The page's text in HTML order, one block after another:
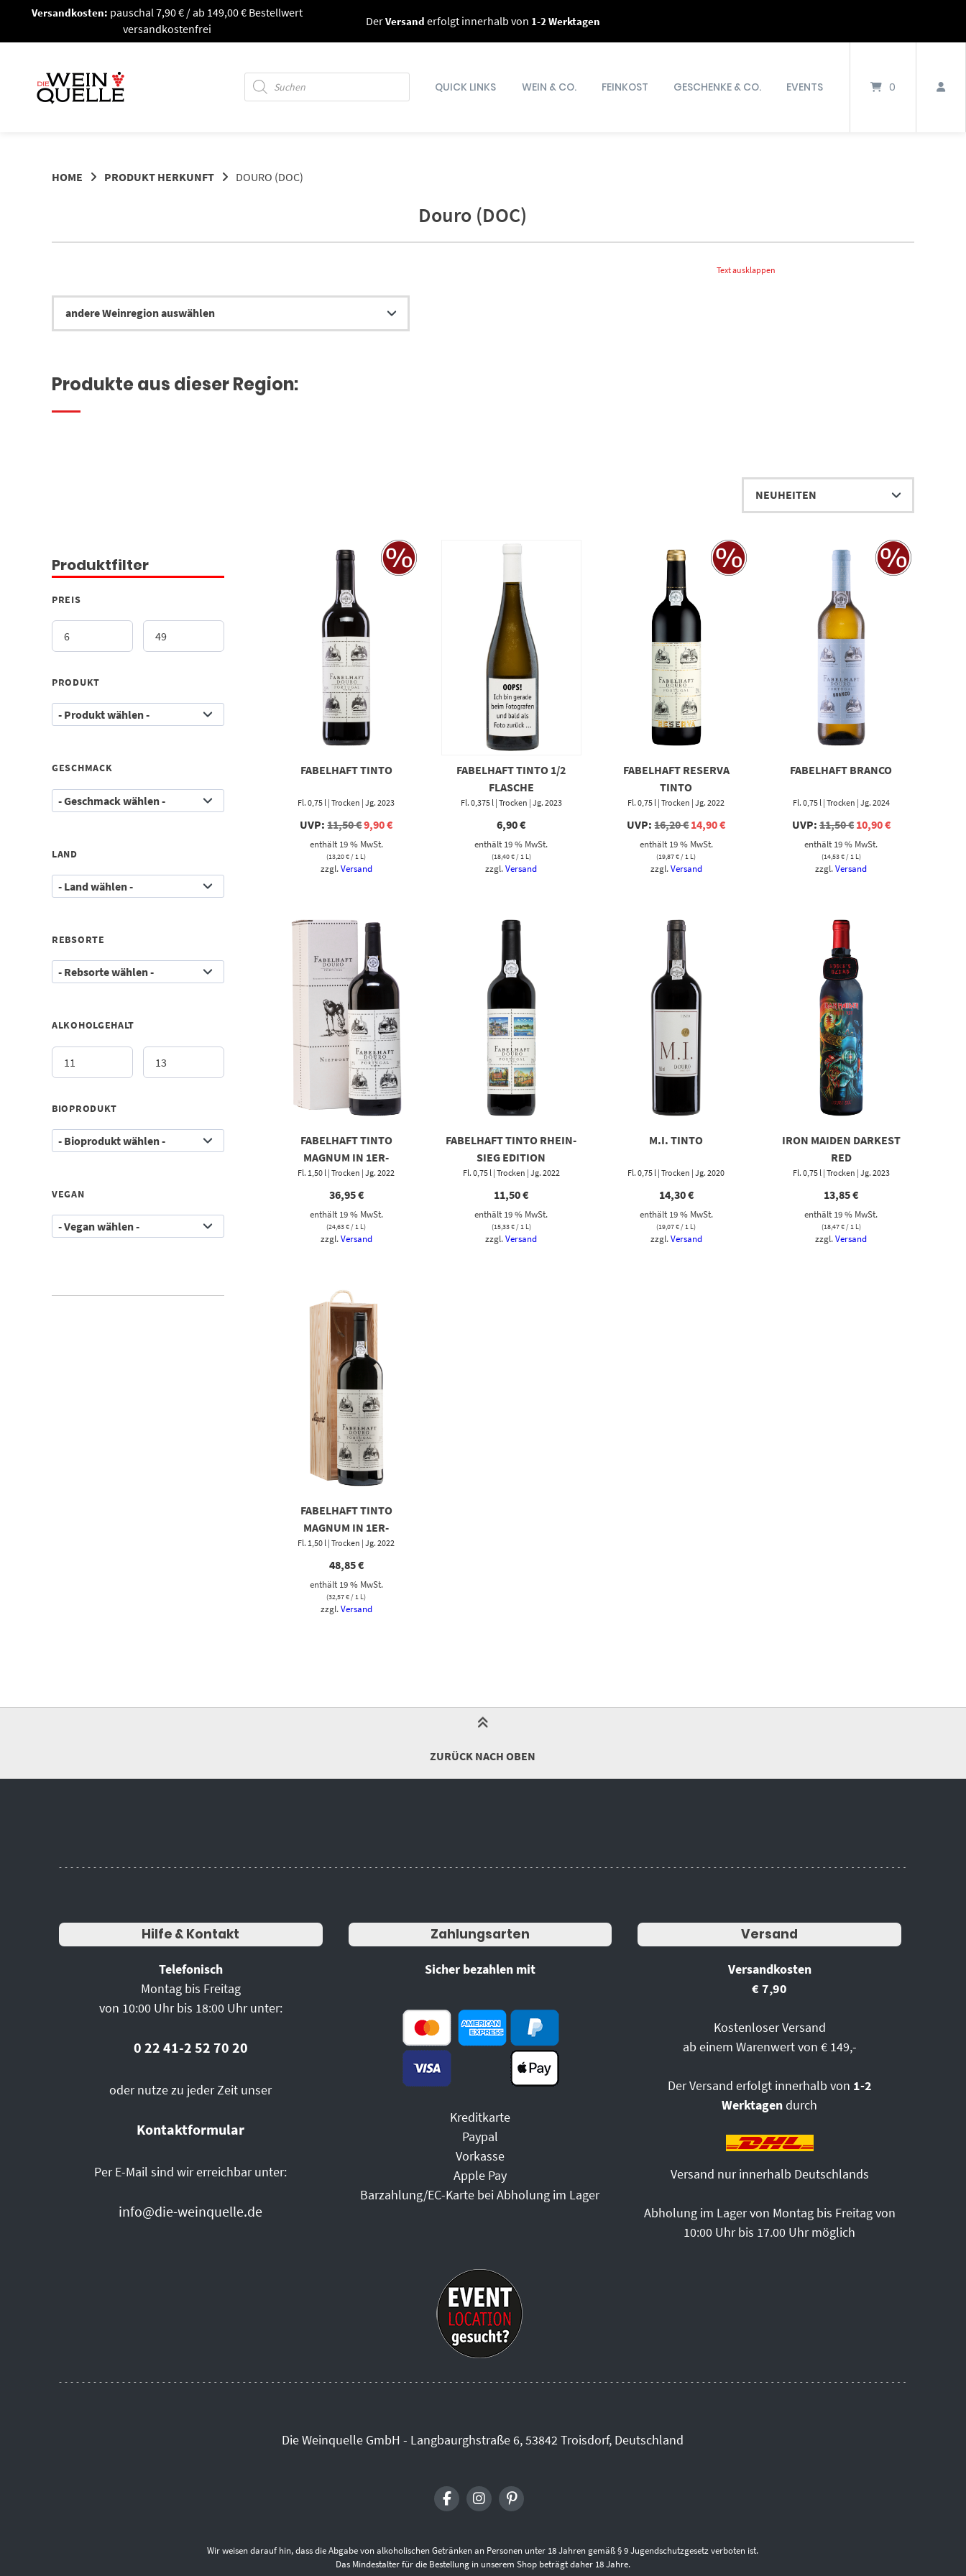
Springe
Inhalt
Versandkosten: pauschal 7,90 € / ab 149,00 € Bestellwert
versandkostenfrei
DerVersand erfolgt innerhalb von 1-2 Werktagen
Products
search
QUICK LINKS WEIN & CO. FEINKOST GESCHENKE & CO. EVENTS 0
HOME PRODUKT HERKUNFT DOURO (DOC)
Douro (DOC)
Text ausklappen
Produkte aus dieser Region:
FABELHAFT TINTO
Fl. 0,75 l | Trocken | Jg. 2023
UVP: 11,50€Ursprünglicher
Preis
war:
11,50 €
9,90€Aktueller
enthält 19 % MwSt.
(13,20€/ 1 L)
zzgl.Versand
FABELHAFT TINTO 1/2
FLASCHE
Fl. 0,375 l | Trocken | Jg. 2023
6,90€
enthält 19 % MwSt.
(18,40€/ 1 L)
zzgl.Versand
FABELHAFT RESERVA
TINTO
Fl. 0,75 l | Trocken | Jg. 2022
UVP: 16,20€Ursprünglicher
Preis
war:
16,20 €
14,90€Aktueller
enthält 19 % MwSt.
(19,87€/ 1 L)
zzgl.Versand
FABELHAFT BRANCO
Fl. 0,75 l | Trocken | Jg. 2024
UVP: 11,50€ Ursprünglicher
Preis
war:
11,50 €
10,90€Aktueller
enthält 19 % MwSt.
(14,53€/ 1 L)
zzgl.Versand
FABELHAFT TINTO
MAGNUM IN 1ER-
GESCHENKPACKUNG
Fl. 1,50 l | Trocken | Jg. 2022
36,95€
enthält 19 % MwSt.
(24,63€/ 1 L)
zzgl.Versand
FABELHAFT TINTO RHEIN-
SIEG EDITION
Fl. 0,75 l | Trocken | Jg. 2022
11,50€
enthält 19 % MwSt.
(15,33€/ 1 L)
zzgl.Versand
M.I. TINTO
Fl. 0,75 l | Trocken | Jg. 2020
14,30€
enthält 19 % MwSt.
(19,07€/ 1 L)
zzgl.Versand
IRON MAIDEN DARKEST
RED
Fl. 0,75 l | Trocken | Jg. 2023
13,85€
enthält 19 % MwSt.
(18,47€/ 1 L)
zzgl.Versand
FABELHAFT TINTO
MAGNUM IN 1ER-
HOLZKISTE
Fl. 1,50 l | Trocken | Jg. 2022
48,85€
enthält 19 % MwSt.
(32,57€ / 1 L)
zzgl.Versand
Produktfilter
PREIS
PRODUKT
GESCHMACK
LAND
REBSORTE
ALKOHOLGEHALT
BIOPRODUKT
VEGAN
ZURÜCK NACH OBEN
Hilfe & Kontakt
Telefonisch
Montag bis Freitag
von 10:00 Uhr bis 18:00 Uhr unter:
0 22 41-2 52 70 20
oder nutze zu jeder Zeit unser
Kontaktformular
Per E-Mail sind wir erreichbar unter:
info@die-weinquelle.de
Zahlungsarten
Sicher bezahlen mit
Kreditkarte
Paypal
Vorkasse
Apple Pay
Barzahlung/EC-Karte bei Abholung im Lager
Versand
Versandkosten
€ 7,90
Kostenloser Versand
ab einem Warenwert von € 149,-
Der Versand erfolgt innerhalb von 1-2
Werktagendurch
Versand nur innerhalb Deutschlands
Abholung im Lager von Montag bis Freitag von
10:00 Uhr bis 17.00 Uhr möglich
Die Weinquelle GmbH - Langbaurghstraße 6, 53842 Troisdorf, Deutschland
Wir weisen darauf hin, dass die Abgabe von alkoholischen Getränken an Personen unter 18 Jahren gemäß § 9 Jugendschutzgesetz verboten ist.
Das Mindestalter für die Bestellung in unserem Shop beträgt daher 18 Jahre.